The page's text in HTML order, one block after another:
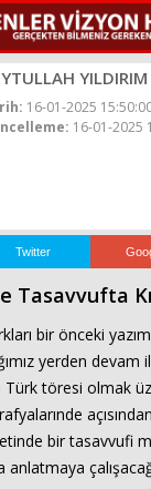
YILDIRIM
16-01-2025
16-01-2025
Twitter
Tasavvufta
bir önceki
yerden
töresi olmak
bir tasavvufi